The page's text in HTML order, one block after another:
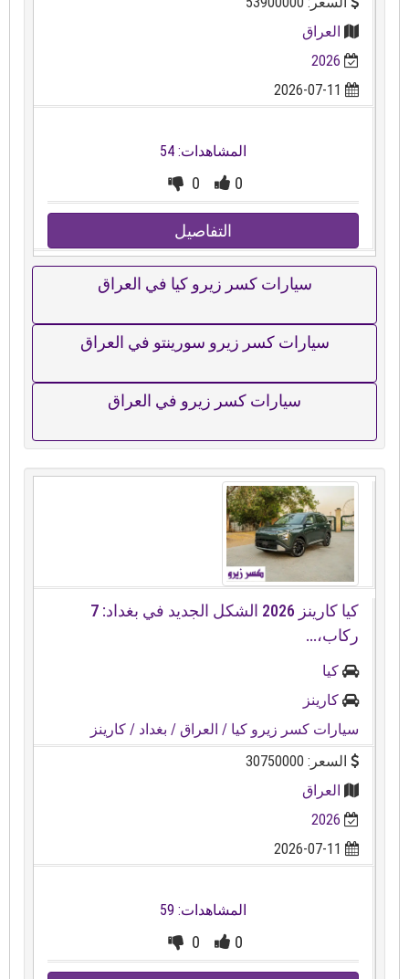
العراق
2026
2026-07-11
المشاهدات: 54
0
0
التفاصيل
سيارات كسر زيرو كيا في العراق
سيارات كسر زيرو سورينتو في العراق
سيارات كسر زيرو في العراق
كيا كارينز 2026 الشكل الجديد في بغداد: 7
ركاب،...
كيا
كارينز
سيارات كسر زيرو كيا/ العراق/ بغداد/ كارينز
السعر: 30750000
العراق
2026
2026-07-11
المشاهدات: 59
0
0